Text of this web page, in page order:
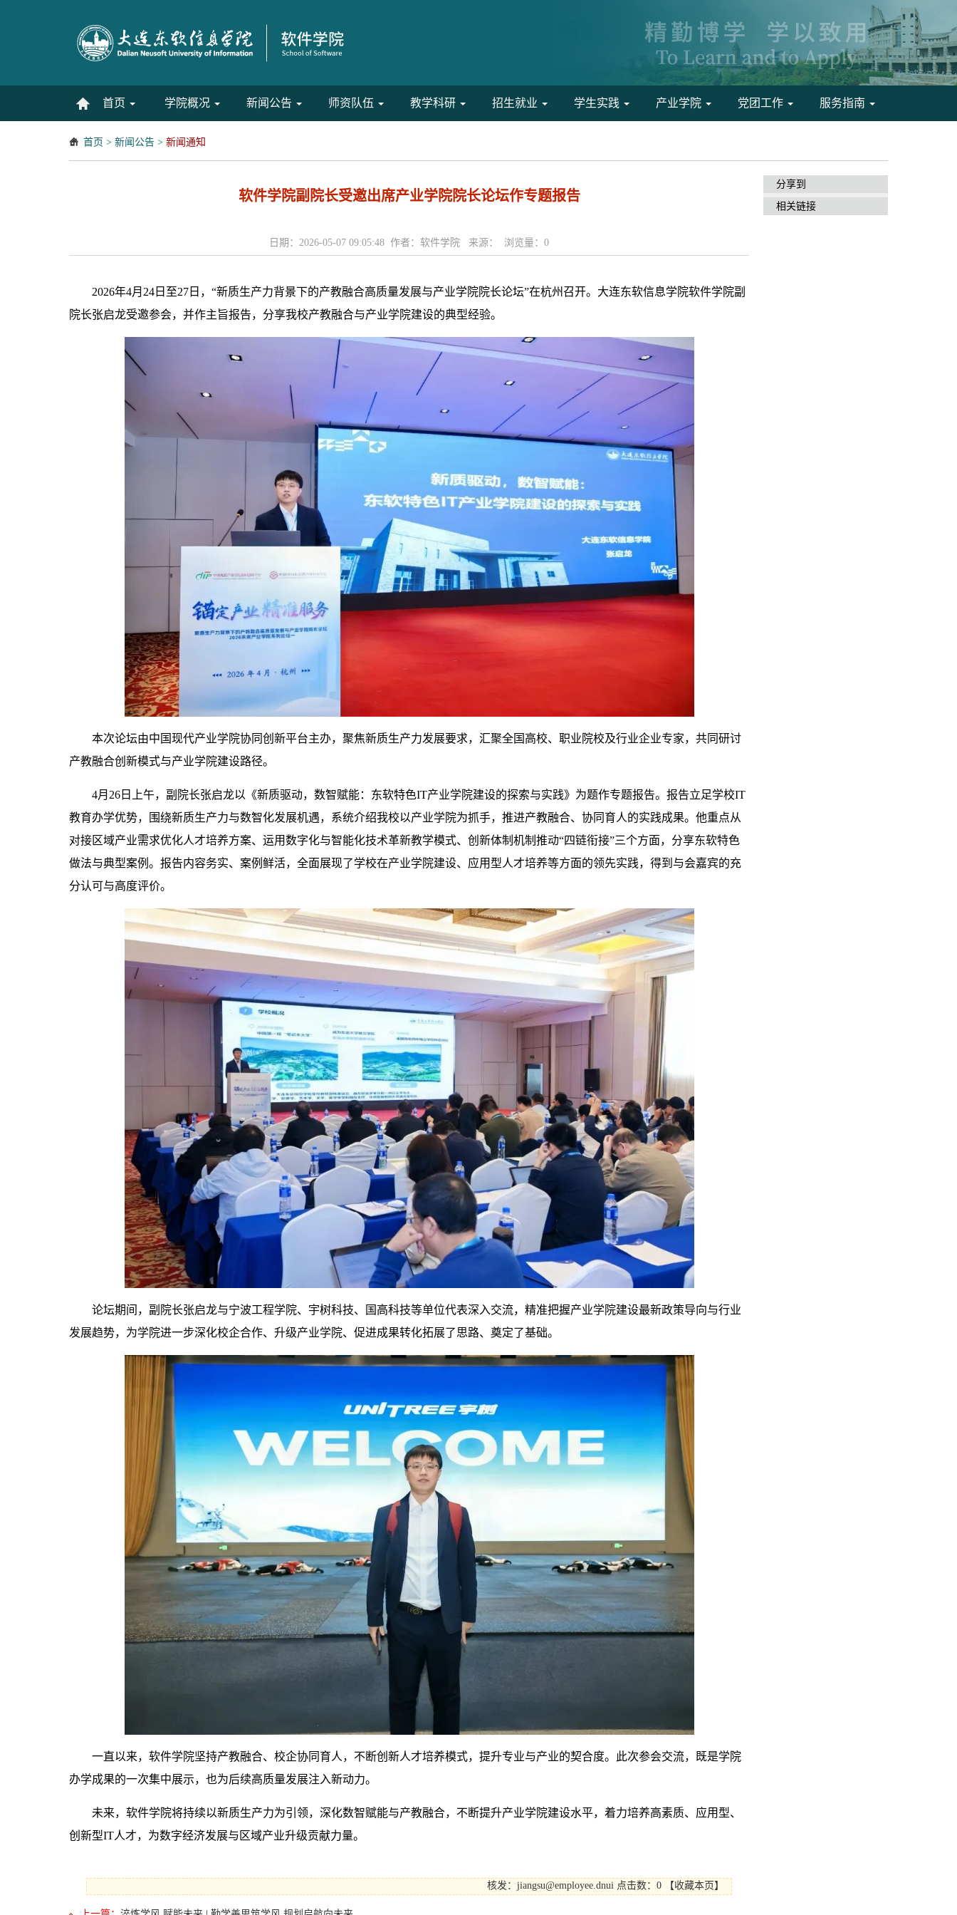
首页 学院概况 新闻公告 师资队伍 教学科研 招生就业 学生实践 产业学院 党团工作 服务指南
首页 > 新闻公告 > 新闻通知
软件学院副院长受邀出席产业学院院长论坛作专题报告
日期：2026-05-07 09:05:48 作者：软件学院 来源： 浏览量： 0
2026年4月24日至27日，“新质生产力背景下的产教融合高质量发展与产业学院院长论坛”在杭州召开。大连东软信息学院软件学院副
院长张启龙受邀参会，并作主旨报告，分享我校产教融合与产业学院建设的典型经验。
本次论坛由中国现代产业学院协同创新平台主办，聚焦新质生产力发展要求，汇聚全国高校、职业院校及行业企业专家，共同研讨
产教融合创新模式与产业学院建设路径。
4月26日上午，副院长张启龙以《新质驱动，数智赋能：东软特色IT产业学院建设的探索与实践》为题作专题报告。报告立足学校IT
教育办学优势，围绕新质生产力与数智化发展机遇，系统介绍我校以产业学院为抓手，推进产教融合、协同育人的实践成果。他重点从
对接区域产业需求优化人才培养方案、运用数字化与智能化技术革新教学模式、创新体制机制推动“四链衔接”三个方面，分享东软特色
做法与典型案例。报告内容务实、案例鲜活，全面展现了学校在产业学院建设、应用型人才培养等方面的领先实践，得到与会嘉宾的充
分认可与高度评价。
论坛期间，副院长张启龙与宁波工程学院、宇树科技、国高科技等单位代表深入交流，精准把握产业学院建设最新政策导向与行业
发展趋势，为学院进一步深化校企合作、升级产业学院、促进成果转化拓展了思路、奠定了基础。
一直以来，软件学院坚持产教融合、校企协同育人，不断创新人才培养模式，提升专业与产业的契合度。此次参会交流，既是学院
办学成果的一次集中展示，也为后续高质量发展注入新动力。
未来，软件学院将持续以新质生产力为引领，深化数智赋能与产教融合，不断提升产业学院建设水平，着力培养高素质、应用型、
创新型IT人才，为数字经济发展与区域产业升级贡献力量。
核发：jiangsu@employee.dnui 点击数：0 【收藏本页 】
分享到
相关链接